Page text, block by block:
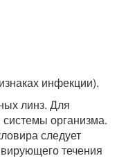
инфекции).
линз. Для
организма.
следует
течения